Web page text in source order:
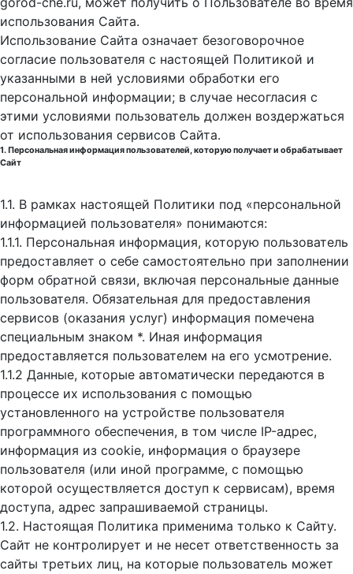
использования Cайта.
Использование Сайта означает безоговорочное
согласие пользователя с настоящей Политикой и
указанными в ней условиями обработки его
персональной информации; в случае несогласия с
этими условиями пользователь должен воздержаться
от использования сервисов Сайта.
1. Персональная информация пользователей, которую получает и обрабатывает
Сайт
1.1. В рамках настоящей Политики под «персональной
информацией пользователя» понимаются:
1.1.1. Персональная информация, которую пользователь
предоставляет о себе самостоятельно при заполнении
форм обратной связи, включая персональные данные
пользователя. Обязательная для предоставления
сервисов (оказания услуг) информация помечена
специальным знаком *. Иная информация
предоставляется пользователем на его усмотрение.
1.1.2 Данные, которые автоматически передаются в
процессе их использования с помощью
установленного на устройстве пользователя
программного обеспечения, в том числе IP-адрес,
информация из cookie, информация о браузере
пользователя (или иной программе, с помощью
которой осуществляется доступ к cервисам), время
доступа, адрес запрашиваемой страницы.
1.2. Настоящая Политика применима только к Сайту.
Сайт не контролирует и не несет ответственность за
сайты третьих лиц, на которые пользователь может